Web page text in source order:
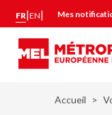
principal
FR|EN| Mes
Accueil
Panneau de gestion des